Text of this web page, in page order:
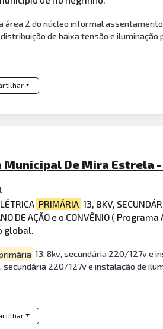
área 2 do núcleo informal
de baixa tensão e iluminação
De Mira Estrela -
PRIMÁRIA 13, 8KV,
DE AÇÃO e o CONVÊNIO (
global.
13, 8kv, secundária 220/127v e
secundária 220/127v e instalação de